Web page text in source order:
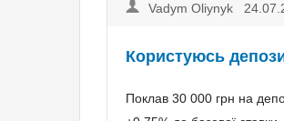
Vadym Oliynyk
Користуюсь
Поклав 30 000 грн на